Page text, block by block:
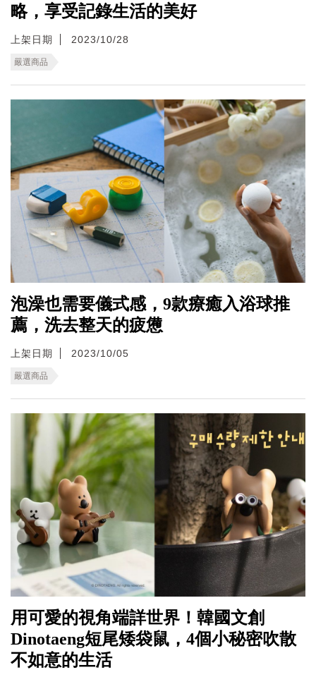
略，享受記錄生活的美好
上架日期 2023/10/28
嚴選商品
泡澡也需要儀式感，9款療癒入浴球推
薦，洗去整天的疲憊
上架日期 2023/10/05
嚴選商品
用可愛的視角端詳世界！韓國文創
Dinotaeng短尾矮袋鼠，4個小秘密吹散
不如意的生活